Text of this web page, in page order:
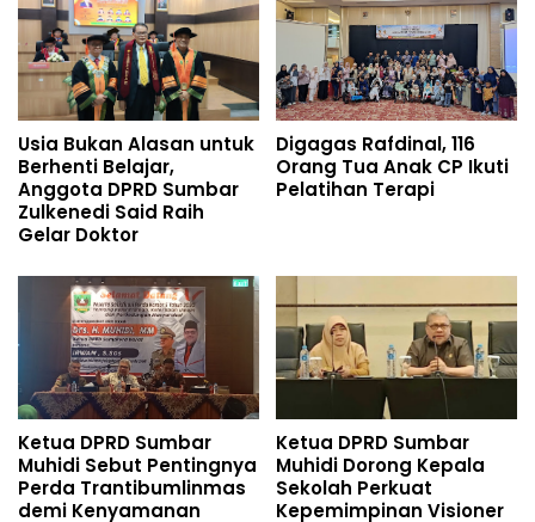
Usia Bukan Alasan untuk
Berhenti Belajar,
Anggota DPRD Sumbar
Zulkenedi Said Raih
Gelar Doktor
Digagas Rafdinal, 116
Orang Tua Anak CP Ikuti
Pelatihan Terapi
Ketua DPRD Sumbar
Muhidi Sebut Pentingnya
Perda Trantibumlinmas
demi Kenyamanan
Ketua DPRD Sumbar
Muhidi Dorong Kepala
Sekolah Perkuat
Kepemimpinan Visioner